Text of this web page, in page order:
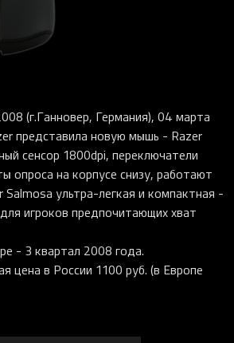
мышей
клавиатур
аудио
Pod
(г.Ганновер, Германия), 04 марта
представила новую мышь - Razer
сенсор 1800dpi, переключатели
опроса на корпусе снизу, работают
Salmosa ультра-легкая и компактная -
игроков предпочитающих хват
- 3 квартал 2008 года.
цена в России 1100 руб. (в Европе